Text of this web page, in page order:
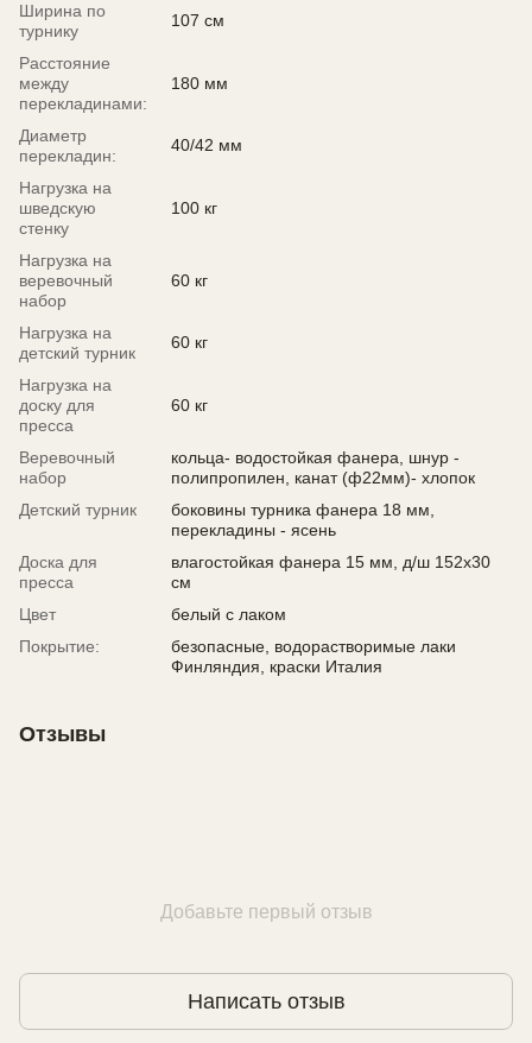
Ширина по
турнику
107 см
Расстояние
между
перекладинами:
180 мм
Диаметр
перекладин:
40/42 мм
Нагрузка на
шведскую
стенку
100 кг
Нагрузка на
веревочный
набор
60 кг
Нагрузка на
детский турник
60 кг
Нагрузка на
доску для
пресса
60 кг
Веревочный
набор
кольца- водостойкая фанера, шнур -
полипропилен, канат (ф22мм)- хлопок
Детский турник
боковины турника фанера 18 мм,
перекладины - ясень
Доска для
пресса
влагостойкая фанера 15 мм, д/ш 152х30
см
Цвет
белый с лаком
Покрытие:
безопасные, водорастворимые лаки
Финляндия, краски Италия
Отзывы
Добавьте первый отзыв
Написать отзыв